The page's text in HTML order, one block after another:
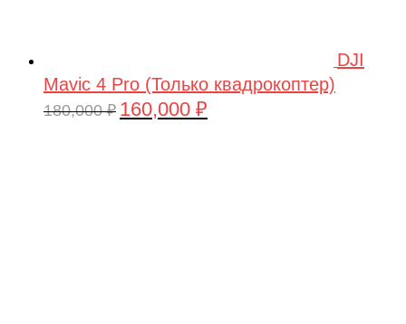
DJI
Mavic 4 Pro (Только квадрокоптер)
180,000₽ Первоначальная
160,000 ₽